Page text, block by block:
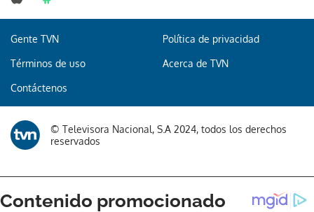
Gente TVN Política de privacidad
Términos de uso Acerca de TVN
Contáctenos
© Televisora Nacional, S.A 2024, todos los derechos
reservados